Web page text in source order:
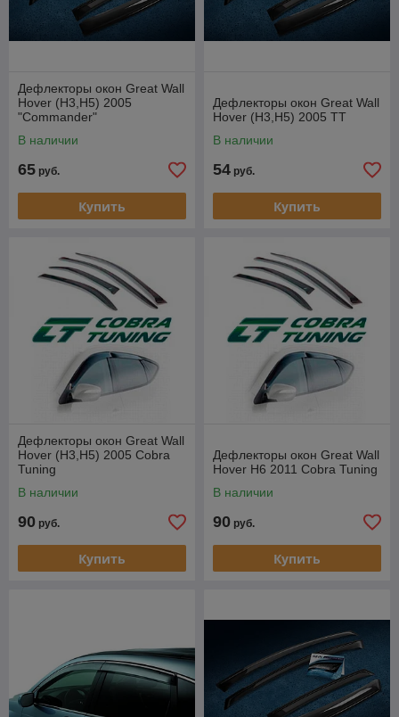
Дефлекторы окон Great Wall
Hover (H3,H5) 2005
"Commander"
В наличии
65 руб.
Купить
Дефлекторы окон Great Wall
Hover (H3,H5) 2005 TT
В наличии
54 руб.
Купить
Дефлекторы окон Great Wall
Hover (H3,H5) 2005 Cobra
Tuning
В наличии
90 руб.
Купить
Дефлекторы окон Great Wall
Hover H6 2011 Cobra Tuning
В наличии
90 руб.
Купить